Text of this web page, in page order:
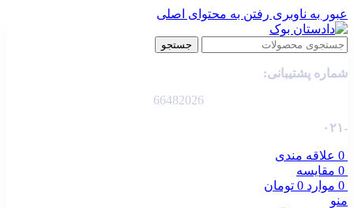
عبور به ناوبری رفتن به محتوای اصلی
جستجو
شماره پشتیبانی:
66482026
-۰۲۱
0 علاقه مندی
0 مقایسه
0 موارد 0 تومان
منو